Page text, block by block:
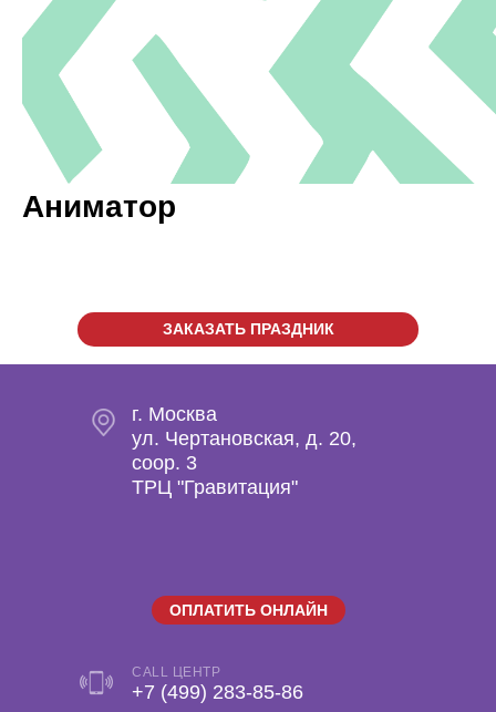
Аниматор
ЗАКАЗАТЬ ПРАЗДНИК
г. Москва
ул. Чертановская, д. 20,
coop. 3
ТРЦ "Гравитация"
+7 (499) 283-85-86
CALL ЦЕНТР
ОПЛАТИТЬ ОНЛАЙН